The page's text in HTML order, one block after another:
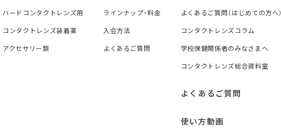
ハードコンタクトレンズ用
コンタクトレンズ装着薬
アクセサリー類
ラインナップ・料金
入会方法
よくあるご質問
よくあるご質問（はじめての方へ）
コンタクトレンズコラム
学校保健関係者のみなさまへ
コンタクトレンズ総合資料室
よくあるご質問
使い方動画